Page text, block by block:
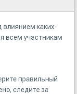
влиянием каких-
всем участникам
правильный
следите за